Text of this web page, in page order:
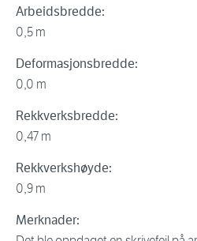
Arbeidsbredde:
0,5 m
Deformasjonsbredde:
0,0 m
Rekkverksbredde:
0,47 m
Rekkverkshøyde:
0,9 m
Merknader: